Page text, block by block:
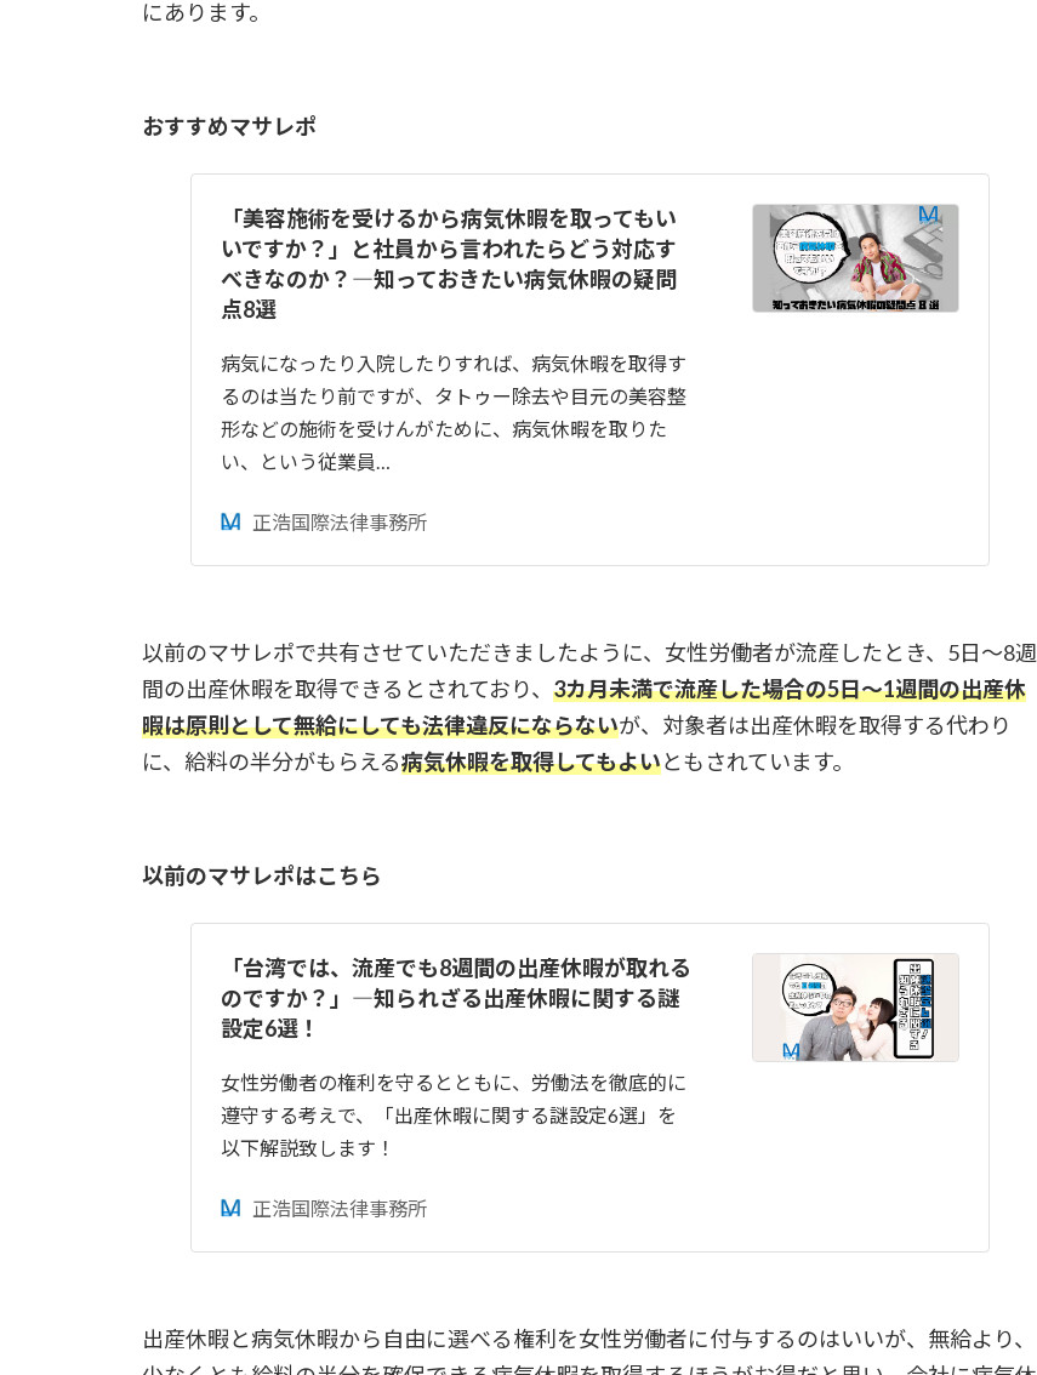
にあります。
おすすめマサレポ
「美容施術を受けるから病気休暇を取ってもい
いですか？」と社員から言われたらどう対応す
べきなのか？―知っておきたい病気休暇の疑問
点8選
病気になったり入院したりすれば、病気休暇を取得す
るのは当たり前ですが、タトゥー除去や目元の美容整
形などの施術を受けんがために、病気休暇を取りた
い、という従業員…
正浩国際法律事務所
以前のマサレポで共有させていただきましたように、女性労働者が流産したとき、5日～8週
間の出産休暇を取得できるとされており、 3カ月未満で流産した場合の5日～1週間の出産休
暇は原則として無給にしても法律違反にならないが、対象者は出産休暇を取得する代わり
に、給料の半分がもらえる病気休暇を取得してもよいともされています。
以前のマサレポはこちら
「台湾では、流産でも8週間の出産休暇が取れる
のですか？」―知られざる出産休暇に関する謎
設定6選！
女性労働者の権利を守るとともに、労働法を徹底的に
遵守する考えで、「出産休暇に関する謎設定6選」を
以下解説致します！
正浩国際法律事務所
出産休暇と病気休暇から自由に選べる権利を女性労働者に付与するのはいいが、無給より、